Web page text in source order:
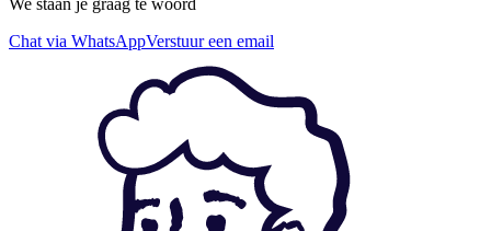
We staan je graag te woord
Chat via WhatsAppVerstuur een email